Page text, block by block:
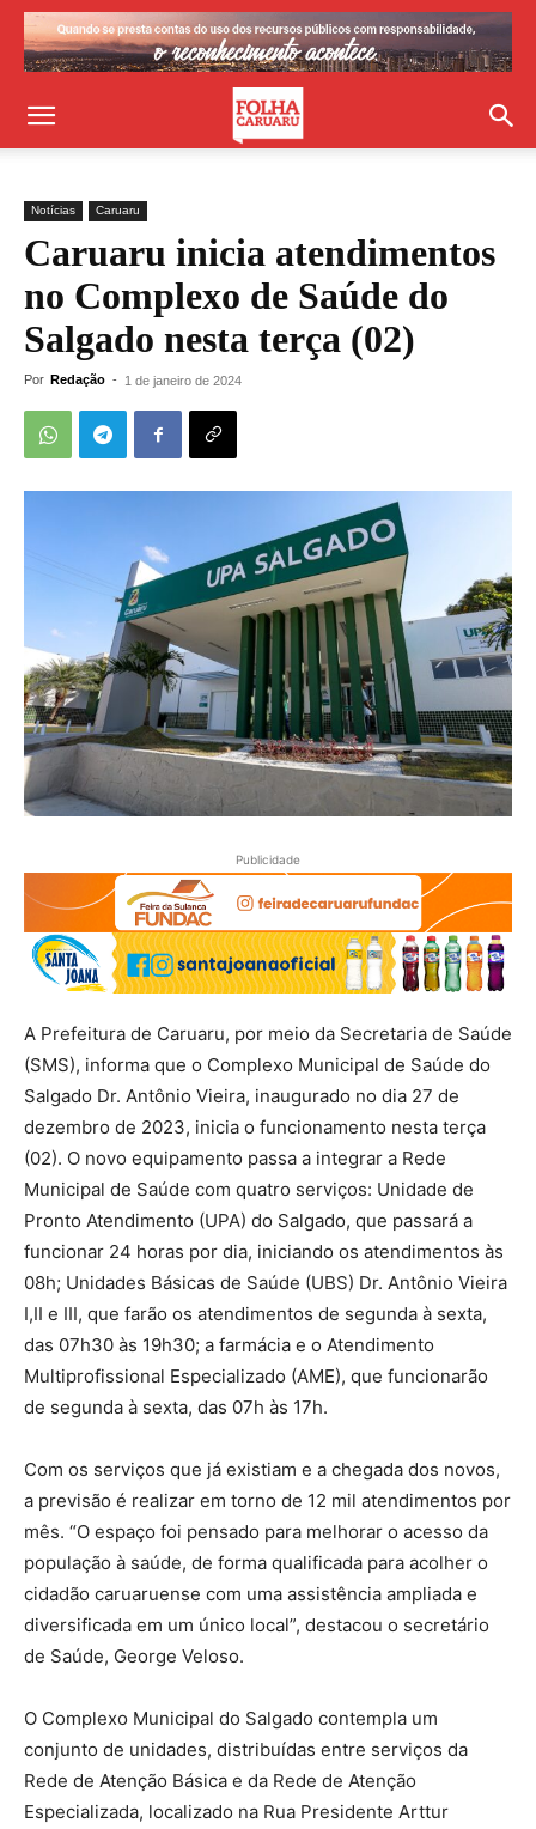
Notícias Caruaru
Caruaru inicia atendimentos
no Complexo de Saúde do
Salgado nesta terça (02)
Por Redação - 1 de janeiro de 2024
Publicidade
A Prefeitura de Caruaru, por meio da Secretaria de Saúde
(SMS), informa que o Complexo Municipal de Saúde do
Salgado Dr. Antônio Vieira, inaugurado no dia 27 de
dezembro de 2023, inicia o funcionamento nesta terça
(02). O novo equipamento passa a integrar a Rede
Municipal de Saúde com quatro serviços: Unidade de
Pronto Atendimento (UPA) do Salgado, que passará a
funcionar 24 horas por dia, iniciando os atendimentos às
08h; Unidades Básicas de Saúde (UBS) Dr. Antônio Vieira
I,II e III, que farão os atendimentos de segunda à sexta,
das 07h30 às 19h30; a farmácia e o Atendimento
Multiprofissional Especializado (AME), que funcionarão
de segunda à sexta, das 07h às 17h.
Com os serviços que já existiam e a chegada dos novos,
a previsão é realizar em torno de 12 mil atendimentos por
mês. “O espaço foi pensado para melhorar o acesso da
população à saúde, de forma qualificada para acolher o
cidadão caruaruense com uma assistência ampliada e
diversificada em um único local”, destacou o secretário
de Saúde, George Veloso.
O Complexo Municipal do Salgado contempla um
conjunto de unidades, distribuídas entre serviços da
Rede de Atenção Básica e da Rede de Atenção
Especializada, localizado na Rua Presidente Arttur